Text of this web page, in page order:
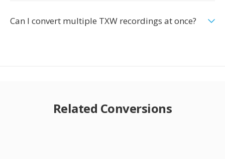
Can I convert multiple TXW recordings at once?
Related Conversions